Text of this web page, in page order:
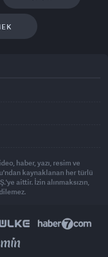
haber, yazı, resim ve
kaynaklanan her türlü
aittir. İzin alınmaksızın,